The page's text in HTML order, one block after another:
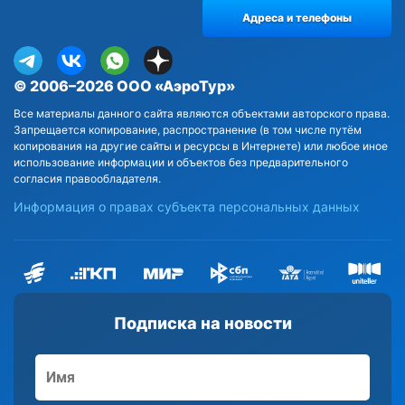
Подписка на новости
© 2006–2026 ООО «АэроТур»
Все материалы данного сайта являются объектами авторского права.
Запрещается копирование, распространение (в том числе путём
копирования на другие сайты и ресурсы в Интернете) или любое иное
использование информации и объектов без предварительного
согласия правообладателя.
Информация о правах субъекта персональных данных
Адреса и телефоны